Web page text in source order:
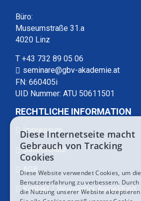
Büro:
Museumstraße 31.a
4020 Linz
T +43 732 89 05 06
seminare@gbv-akademie.at
FN: 660405i
UID Nummer: ATU 50611501
RECHTLICHE INFORMATION
Impressum
Datenschutz
AGB
Kontakt / Newsletter Anmeldung
Diese Internetseite macht
Gebrauch von Tracking
Cookies
Diese Website verwendet Cookies, um die
Benutzererfahrung zu verbessern. Durch
die Nutzung unserer Website akzeptieren